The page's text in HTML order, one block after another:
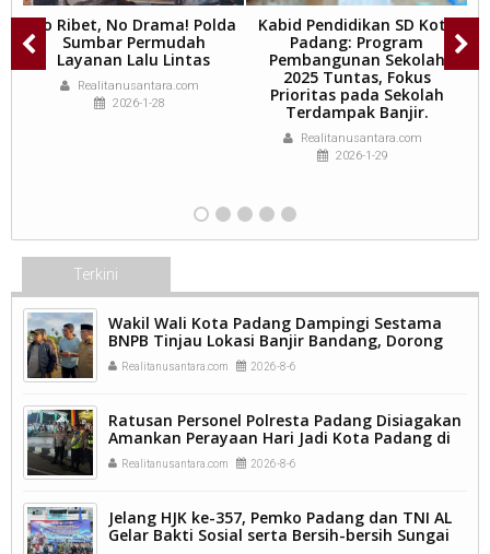
No Ribet, No Drama! Polda
Sumbar Permudah
Layanan Lalu Lintas
Realitanusantara.com
2026-1-28
Kabid Pendidikan SD Kota
Padang: Program
Pembangunan Sekolah
2025 Tuntas, Fokus
Prioritas pada Sekolah
Terdampak Banjir.
Realitanusantara.com
2026-1-29
Terkini
Wakil Wali Kota Padang Dampingi Sestama
BNPB Tinjau Lokasi Banjir Bandang, Dorong
Percepatan Penanganan Pascabencana.
Realitanusantara.com 2026-8-6
Ratusan Personel Polresta Padang Disiagakan
Amankan Perayaan Hari Jadi Kota Padang di
Kawasan Pantai Padang.
Realitanusantara.com 2026-8-6
Jelang HJK ke-357, Pemko Padang dan TNI AL
Gelar Bakti Sosial serta Bersih-bersih Sungai